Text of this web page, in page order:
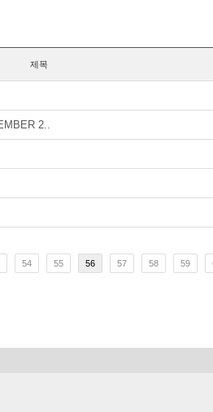
제목
2..
54 55 56 57 58 59